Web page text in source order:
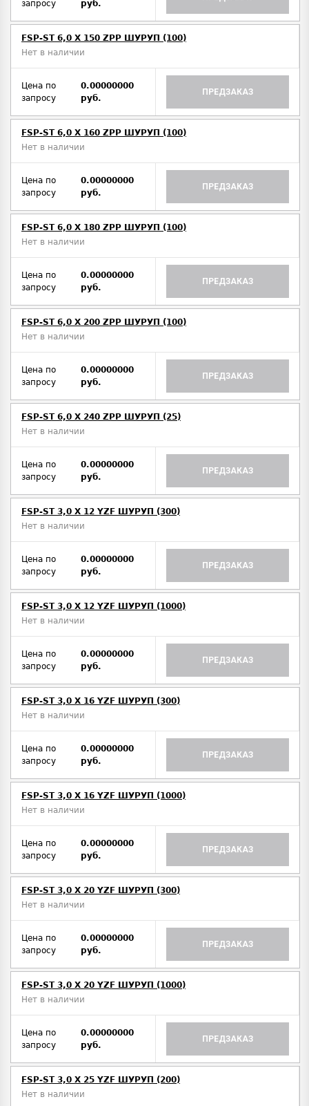
запросу
руб.
FSP-ST 6,0 X 150 ZPP ШУРУП (100)
Нет в наличии
Цена по
запросу
0.00000000
руб.
ПРЕДЗАКАЗ
FSP-ST 6,0 X 160 ZPP ШУРУП (100)
Нет в наличии
Цена по
запросу
0.00000000
руб.
ПРЕДЗАКАЗ
FSP-ST 6,0 X 180 ZPP ШУРУП (100)
Нет в наличии
Цена по
запросу
0.00000000
руб.
ПРЕДЗАКАЗ
FSP-ST 6,0 X 200 ZPP ШУРУП (100)
Нет в наличии
Цена по
запросу
0.00000000
руб.
ПРЕДЗАКАЗ
FSP-ST 6,0 X 240 ZPP ШУРУП (25)
Нет в наличии
Цена по
запросу
0.00000000
руб.
ПРЕДЗАКАЗ
FSP-ST 3,0 X 12 YZF ШУРУП (300)
Нет в наличии
Цена по
запросу
0.00000000
руб.
ПРЕДЗАКАЗ
FSP-ST 3,0 X 12 YZF ШУРУП (1000)
Нет в наличии
Цена по
запросу
0.00000000
руб.
ПРЕДЗАКАЗ
FSP-ST 3,0 X 16 YZF ШУРУП (300)
Нет в наличии
Цена по
запросу
0.00000000
руб.
ПРЕДЗАКАЗ
FSP-ST 3,0 X 16 YZF ШУРУП (1000)
Нет в наличии
Цена по
запросу
0.00000000
руб.
ПРЕДЗАКАЗ
FSP-ST 3,0 X 20 YZF ШУРУП (300)
Нет в наличии
Цена по
запросу
0.00000000
руб.
ПРЕДЗАКАЗ
FSP-ST 3,0 X 20 YZF ШУРУП (1000)
Нет в наличии
Цена по
запросу
0.00000000
руб.
ПРЕДЗАКАЗ
FSP-ST 3,0 X 25 YZF ШУРУП (200)
Нет в наличии